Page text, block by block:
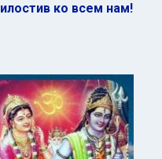
ко всем нам!